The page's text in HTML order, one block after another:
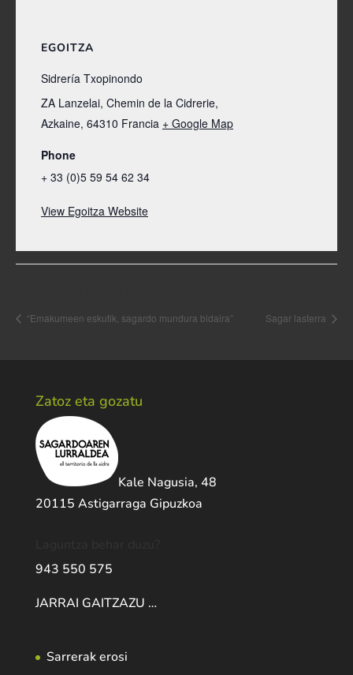
EGOITZA
Sidrería Txopinondo
ZA Lanzelai, Chemin de la Cidrerie,
Azkaine, 64310 Francia + Google Map
Phone
+ 33 (0)5 59 54 62 34
View Egoitza Website
“Emakumeen eskutik, sagardo mundura bidaira” Sagar lasterra
Zatoz eta gozatu
Kale Nagusia, 48
20115 Astigarraga Gipuzkoa
943 550 575
JARRAI GAITZAZU …
Sarrerak erosi